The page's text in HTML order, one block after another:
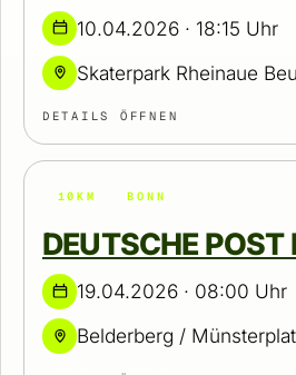
10.04.2026 · 18:15 Uhr
Skaterpark Rheinaue
DETAILS ÖFFNEN
10KM BONN
DEUTSCHE
19.04.2026 · 08:00 Uhr
Belderberg /